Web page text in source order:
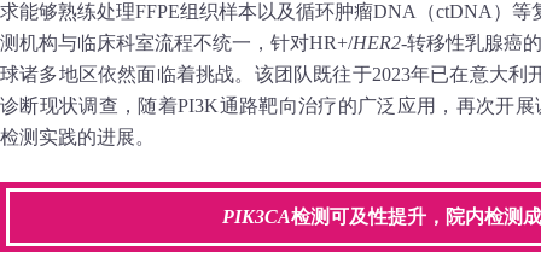
求能够熟练处理FFPE组织样本以及循环肿瘤DNA（ctDNA）
测机构与临床科室流程不统一，针对HR+/HER2-转移性乳腺癌
球诸多地区依然面临着挑战。该团队既往于2023年已在意大利
诊断现状调查，随着PI3K通路靶向治疗的广泛应用，再次开
检测实践的进展。
PIK3CA检测可及性提升，院内检测